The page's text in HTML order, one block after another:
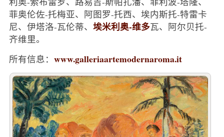
菲奥伦佐-托梅亚、阿图罗-托西、埃内斯托-特雷卡
尼、伊塔洛-瓦伦蒂、 埃米利奥-维多瓦、阿尔贝托-
齐维里。
所有信息： www.galleriaartemodernaroma.it